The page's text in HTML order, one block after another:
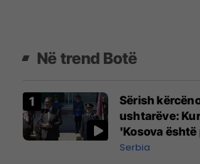
Në trend Botë
Sërish
ushtarëve:
'Kosova është
Serbia